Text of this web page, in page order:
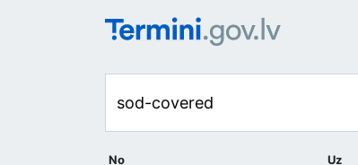
No Uz